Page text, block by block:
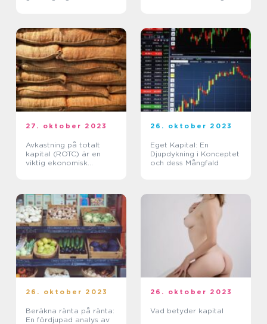
27. oktober 2023
Avkastning på totalt
kapital (ROTC) är en
viktig ekonomisk
att analysera dess
tota...
26. oktober 2023
Eget Kapital: En
Djupdykning i Konceptet
och dess Mångfald
26. oktober 2023
Beräkna ränta på ränta:
En fördjupad analys av
26. oktober 2023
Vad betyder kapital